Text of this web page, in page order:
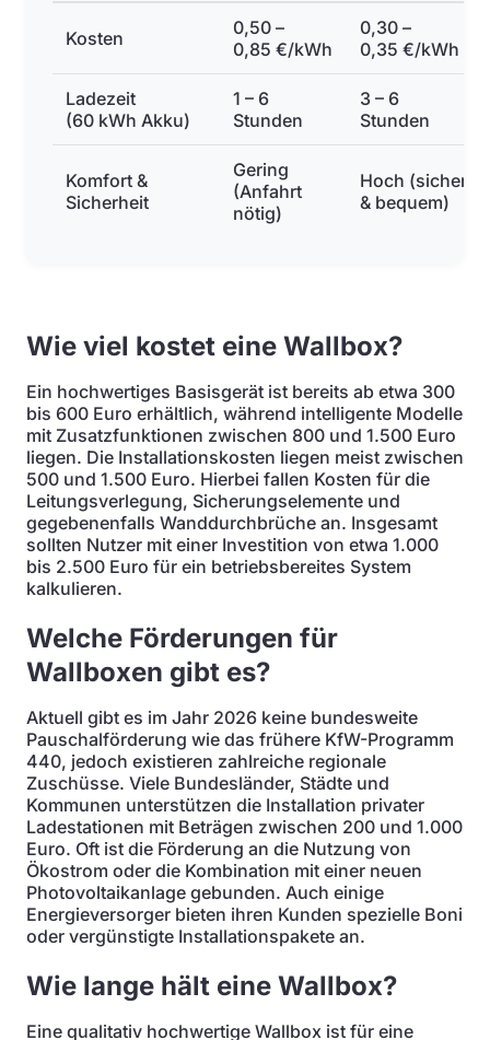
Kosten
0,50 –
0,85 €/kWh
0,30 –
0,35 €/kWh
Ladezeit
(60 kWh Akku)
1 – 6
Stunden
3 – 6
Stunden
Komfort &
Sicherheit
Gering
(Anfahrt
nötig)
Hoch (sicher
& bequem)
Wie viel kostet eine Wallbox?
Ein hochwertiges Basisgerät ist bereits ab etwa 300
bis 600 Euro erhältlich, während intelligente Modelle
mit Zusatzfunktionen zwischen 800 und 1.500 Euro
liegen. Die Installationskosten liegen meist zwischen
500 und 1.500 Euro. Hierbei fallen Kosten für die
Leitungsverlegung, Sicherungselemente und
gegebenenfalls Wanddurchbrüche an. Insgesamt
sollten Nutzer mit einer Investition von etwa 1.000
bis 2.500 Euro für ein betriebsbereites System
kalkulieren.
Welche Förderungen für
Wallboxen gibt es?
Aktuell gibt es im Jahr 2026 keine bundesweite
Pauschalförderung wie das frühere KfW-Programm
440, jedoch existieren zahlreiche regionale
Zuschüsse. Viele Bundesländer, Städte und
Kommunen unterstützen die Installation privater
Ladestationen mit Beträgen zwischen 200 und 1.000
Euro. Oft ist die Förderung an die Nutzung von
Ökostrom oder die Kombination mit einer neuen
Photovoltaikanlage gebunden. Auch einige
Energieversorger bieten ihren Kunden spezielle Boni
oder vergünstigte Installationspakete an.
Wie lange hält eine Wallbox?
Eine qualitativ hochwertige Wallbox ist für eine